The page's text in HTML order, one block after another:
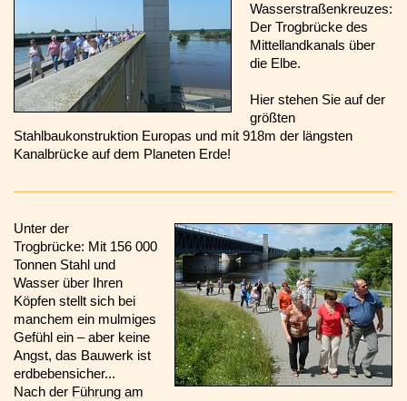
Wasserstraßenkreuzes:
Der Trogbrücke des
Mittellandkanals über
die Elbe.
Hier stehen Sie auf der
größten
Stahlbaukonstruktion Europas und mit 918m der längsten
Kanalbrücke auf dem Planeten Erde!
Unter der
Trogbrücke: Mit 156 000
Tonnen Stahl und
Wasser über Ihren
Köpfen stellt sich bei
manchem ein mulmiges
Gefühl ein – aber keine
Angst, das Bauwerk ist
erdbebensicher...
Nach der Führung am